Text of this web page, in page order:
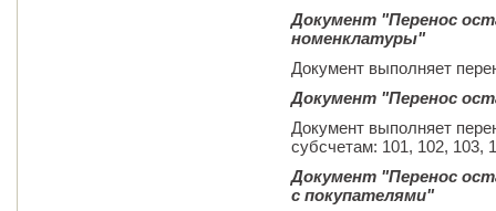
Документ "Перенос
номенклатуры"
Документ выполняет
Документ "Перенос
Документ выполняет
субсчетам: 101, 102, 103,
Документ "Перенос
с покупателями"